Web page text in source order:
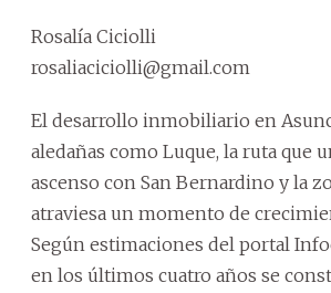
Rosalía Ciciolli
rosaliaciciolli@gmail.com
El desarrollo inmobiliario en
aledañas como Luque, la ruta que
ascenso con San Bernardino y la
atraviesa un momento de
Según estimaciones del portal
en los últimos cuatro años se